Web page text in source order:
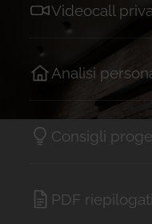
Videocall
Analisi
Consigli
PDF